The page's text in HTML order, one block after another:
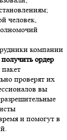
человек,
компании
получить ордер
пакет
проверят их
вы
и помогут в